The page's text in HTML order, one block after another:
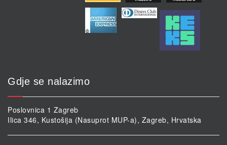
Gdje se nalazimo
Poslovnica 1 Zagreb
Ilica 346, Kustošija (Nasuprot MUP-a), Zagreb, Hrvatska